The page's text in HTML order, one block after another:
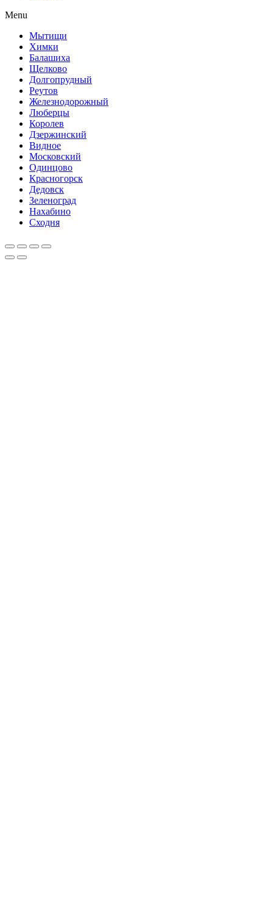
Menu
Мытищи
Химки
Балашиха
Щелково
Долгопрудный
Реутов
Железнодорожный
Люберцы
Королев
Дзержинский
Видное
Московский
Одинцово
Красногорск
Дедовск
Зеленоград
Нахабино
Сходня